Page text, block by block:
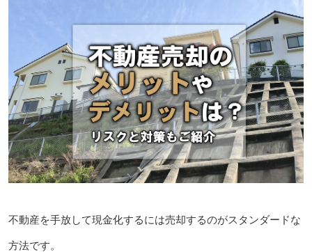
不動産を手放して現金化するには売却するのがスタンダードな
方法です。